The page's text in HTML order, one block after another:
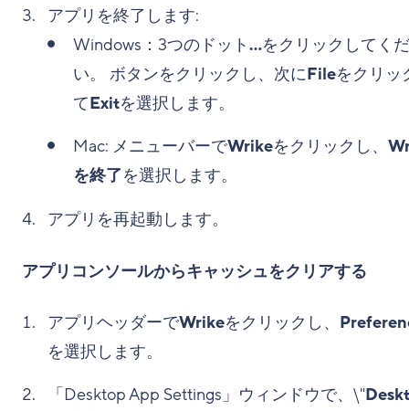
アプリを終了します:
Windows：3つのドット...をクリックしてく
い。 ボタンをクリックし、次にFileをクリッ
てExitを選択します。
Mac: メニューバーでWrikeをクリックし、
を終了を選択します。
アプリを再起動します。
アプリコンソールからキャッシュをクリアする
アプリヘッダーでWrikeをクリックし、
を選択します。
「Desktop App Settings」ウィンドウで、\"